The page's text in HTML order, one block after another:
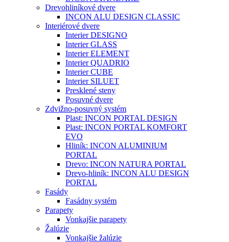
Drevohliníkové dvere
INCON ALU DESIGN CLASSIC
Interiérové dvere
Interier DESIGNO
Interier GLASS
Interier ELEMENT
Interier QUADRIO
Interier CUBE
Interier SILUET
Presklené steny
Posuvné dvere
Zdvižno-posuvný systém
Plast: INCON PORTAL DESIGN
Plast: INCON PORTAL KOMFORT
EVO
Hliník: INCON ALUMINIUM
PORTAL
Drevo: INCON NATURA PORTAL
Drevo-hliník: INCON ALU DESIGN
PORTAL
Fasády
Fasádny systém
Parapety
Vonkajšie parapety
Žalúzie
Vonkajšie žalúzie